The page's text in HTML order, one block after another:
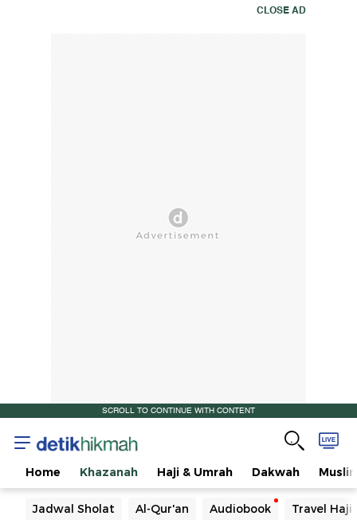
CLOSE AD
SCROLL TO CONTINUE WITH CONTENT
Home Khazanah Haji & Umrah Dakwah
Jadwal Sholat Al-Qur'an Audiobook Travel Haji